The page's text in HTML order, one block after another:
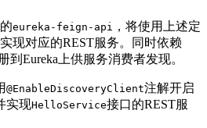
eureka-feign-api
，将使用上述定
现对应的REST服务。同时依赖
到Eureka上供服务消费者发现。
@EnableDiscoveryClient注解开启
实现HelloService接口的REST服